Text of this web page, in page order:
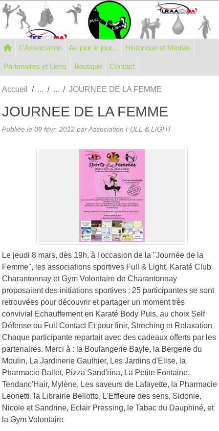
L'Association Au jour le jour... Historique et Médias
Partenaires et Liens Boutique Contact
Accueil JOURNEE DE LA FEMME
JOURNEE DE LA FEMME
Publiée le 09 févr. 2012 par Association FULL & LIGHT
Le jeudi 8 mars, dès 19h, à l'occasion de la "Journée de la
Femme", les associations sportives Full & Light, Karaté Club
Charantonnay et Gym Volontaire de Charantonnay
proposaient des initiations sportives : 25 participantes se sont
retrouvées pour découvrir et partager un moment très
convivial Echauffement en Karaté Body Puis, au choix Self
Défense ou Full Contact Et pour finir, Streching et Relaxation
Chaque participante repartait avec des cadeaux offerts par les
partenaires. Merci à : la Boulangerie Bayle, la Bergerie du
Moulin, La Jardinerie Gauthier, Les Jardins d'Elise, la
Pharmacie Ballet, Pizza Sand'rina, La Petite Fontaine,
Tendanc'Hair, Mylène, Les saveurs de Lafayette, la Pharmacie
Leonetti, la Librairie Bellotto, L'Effleure des sens, Sidonie,
Nicole et Sandrine, Eclair Pressing, le Tabac du Dauphiné, et
la Gym Volontaire
Panneau de gestion des cookies